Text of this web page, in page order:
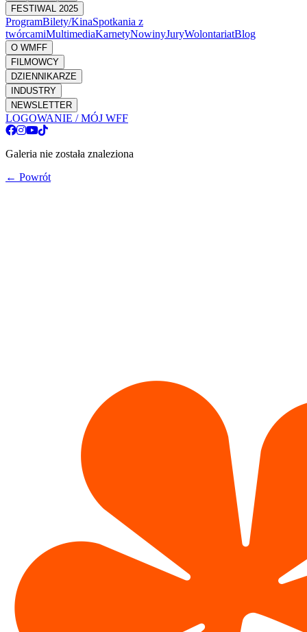
FESTIWAL 2025
ProgramBilety/KinaSpotkania z
twórcamiMultimediaKarnetyNowinyJuryWolontariatBlog
O WMFF
FILMOWCY
DZIENNIKARZE
INDUSTRY
NEWSLETTER
LOGOWANIE / MÓJ WFF
Galeria nie została znaleziona
← Powrót